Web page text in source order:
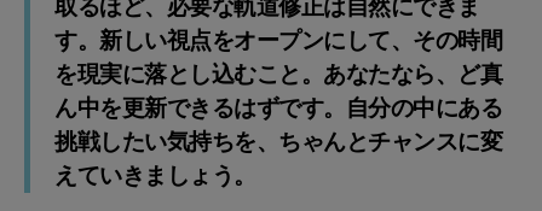
取るほど、必要な軌道修正は自然にできま
す。新しい視点をオープンにして、その時間
を現実に落とし込むこと。あなたなら、ど真
ん中を更新できるはずです。自分の中にある
挑戦したい気持ちを、ちゃんとチャンスに変
えていきましょう。